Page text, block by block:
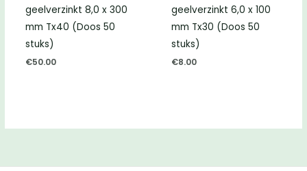
geelverzinkt 8,0 x 300
mm Tx40 (Doos 50
stuks)
€50.00
geelverzinkt 6,0 x 100
mm Tx30 (Doos 50
stuks)
€8.00